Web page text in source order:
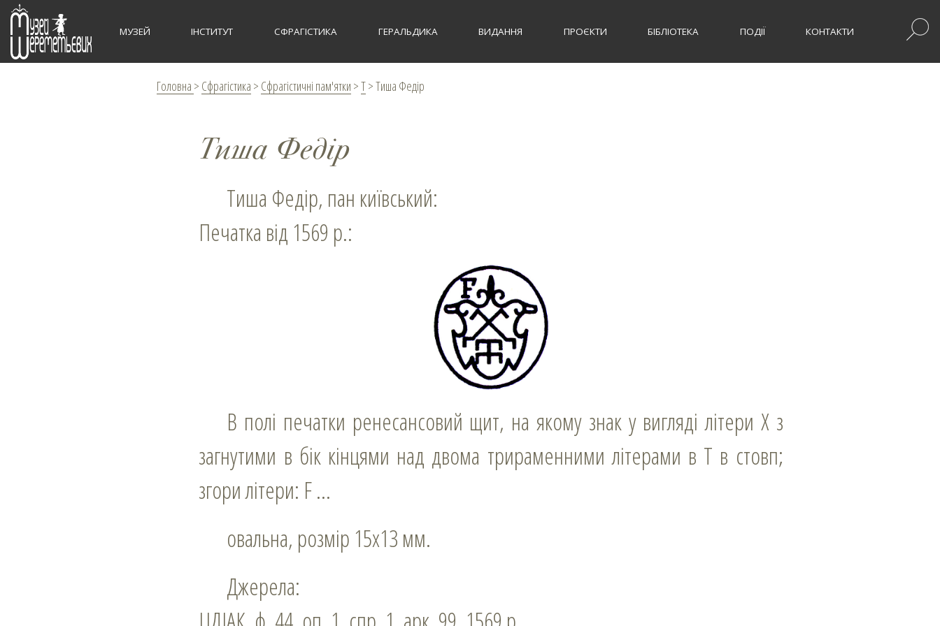
МУЗЕЙ ІНСТИТУТ СФРАГІСТИКА ГЕРАЛЬДИКА ВИДАННЯ ПРОЄКТИ БІБЛІОТЕКА ПОДІЇ КОНТАКТИ
Головна > Сфрагістика > Сфрагістичні пам'ятки >Т>Тиша Федір
Тиша Федір
Тиша Федір, пан київський:
Печатка від 1569 р.:
В полі печатки ренесансовий щит, на якому знак у вигляді літери Х з
загнутими в бік кінцями над двома трираменними літерами в Т в стовп;
згори літери: F …
овальна, розмір 15х13 мм.
Джерела: